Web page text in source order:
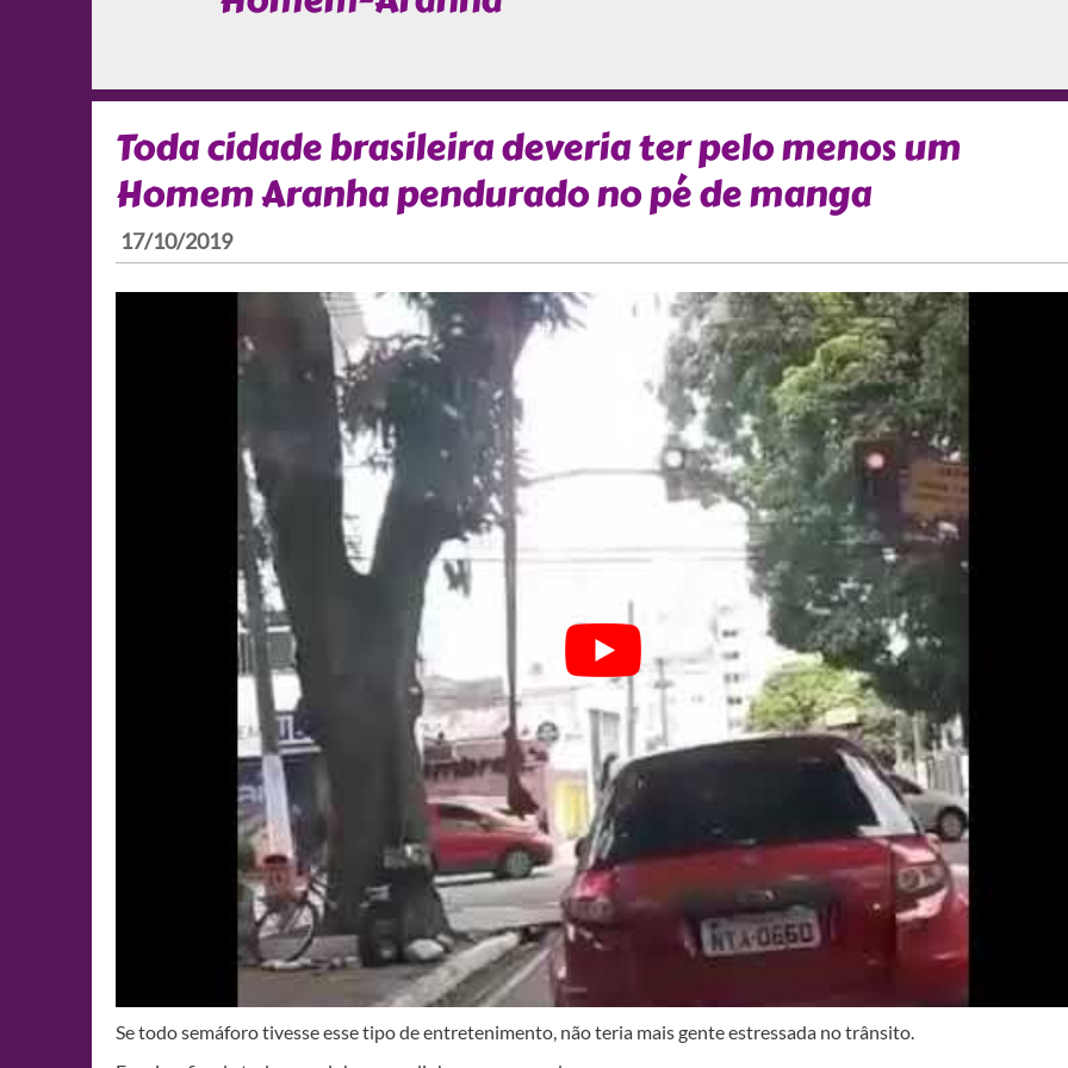
Toda cidade brasileira deveria ter pelo menos um
Homem Aranha pendurado no pé de manga
17/10/2019
Se todo semáforo tivesse esse tipo de entretenimento, não teria mais gente estressada no trânsito.